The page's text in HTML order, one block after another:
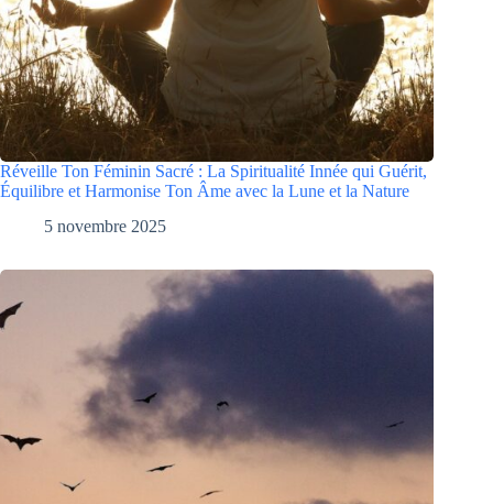
Réveille Ton Féminin Sacré : La Spiritualité Innée qui Guérit,
Équilibre et Harmonise Ton Âme avec la Lune et la Nature
5 novembre 2025